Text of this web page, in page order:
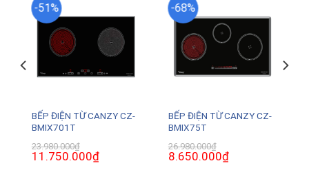
-51%
BẾP ĐIỆN TỪ CANZY CZ-
BMIX701T
23.980.000₫
Giá
gốc
11.750.000₫Giá
hiện
-68%
BẾP ĐIỆN TỪ CANZY CZ-
BMIX75T
26.980.000₫
Giá
gốc
8.650.000₫Giá
hiện